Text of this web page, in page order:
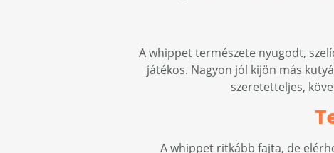
A whippet természete nyugodt,
játékos. Nagyon jól kijön más
szeretetteljes,
A whippet ritkább fajta, de